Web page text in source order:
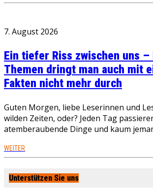
7. August 2026
Ein tiefer Riss zwischen uns –
Themen dringt man auch mit
Fakten nicht mehr durch
Guten Morgen, liebe Leserinnen und
wilden Zeiten, oder? Jeden Tag
atemberaubende Dinge und kaum
WEITER
Unterstützen Sie uns